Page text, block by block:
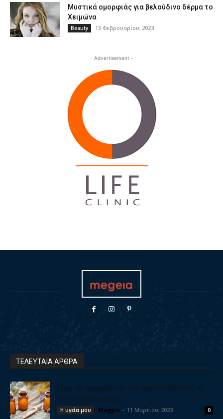
Μυστικά ομορφιάς για βελούδινο δέρμα το
Χειμώνα
Beauty 13 Φεβρουαρίου, 2023
- Advertisement -
ΤΕΛΕΥΤΑΙΑ ΑΡΘΡΑ
Πως να εφαρμόσετε την ομοιοπαθητική σε
οξείες καταστάσεις
Η υγεία μου Maggie - 11 Μαρτίου, 2023 0